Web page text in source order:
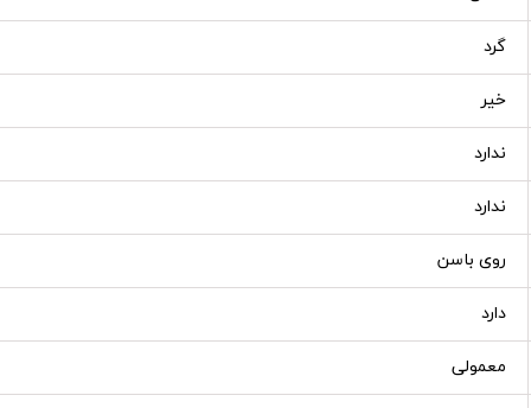
گرد
خیر
ندارد
ندارد
روی باسن
دارد
معمولی